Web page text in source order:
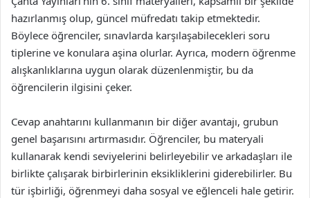
hazırlanmış olup, güncel müfredatı takip etmektedir.
Böylece öğrenciler, sınavlarda karşılaşabilecekleri soru
tiplerine ve konulara aşina olurlar. Ayrıca, modern öğrenme
alışkanlıklarına uygun olarak düzenlenmiştir, bu da
öğrencilerin ilgisini çeker.
Cevap anahtarını kullanmanın bir diğer avantajı, grubun
genel başarısını artırmasıdır. Öğrenciler, bu materyali
kullanarak kendi seviyelerini belirleyebilir ve arkadaşları ile
birlikte çalışarak birbirlerinin eksikliklerini giderebilirler. Bu
tür işbirliği, öğrenmeyi daha sosyal ve eğlenceli hale getirir.